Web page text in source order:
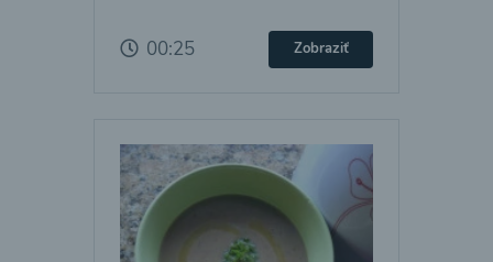
00:25 Zobraziť